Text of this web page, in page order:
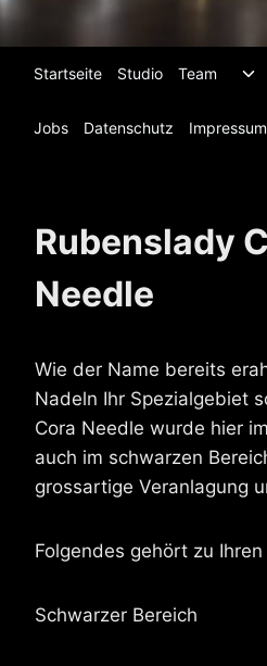
Startseite Studio Team
Jobs Datenschutz Impressum
Rubenslady
Needle
Wie der Name bereits
Nadeln Ihr Spezialgebiet
Cora Needle wurde hier
auch im schwarzen
grossartige Veranlagung
Folgendes gehört zu
Schwarzer Bereich